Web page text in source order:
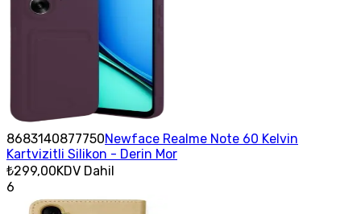
8683140877750Newface Realme Note 60 Kelvin
Kartvizitli Silikon - Derin Mor
₺299,00KDV Dahil
6